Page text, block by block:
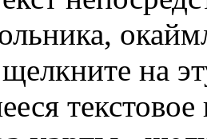
на
текстовое